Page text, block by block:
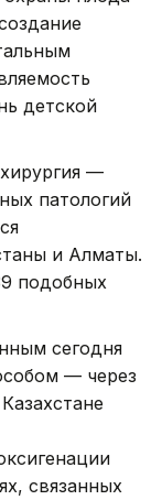
детской
—
патологий
и Алматы.
подобных
сегодня
— через
связанных